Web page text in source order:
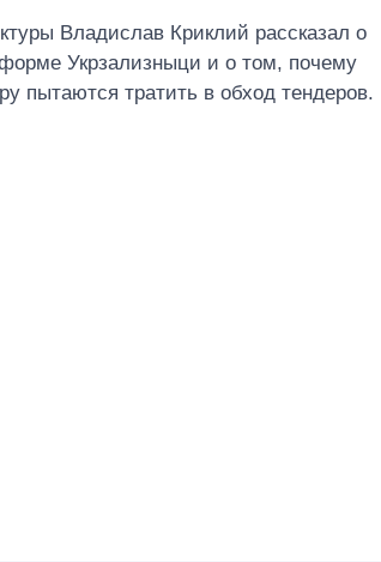
Владислав Криклий рассказал о
Укрзализныци и о том, почему
пытаются тратить в обход тендеров.